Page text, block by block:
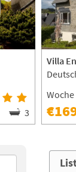
3
Villa
Woche